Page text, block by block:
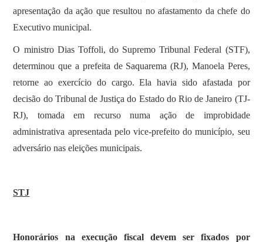
apresentação da ação que resultou no afastamento da chefe do
Executivo municipal.
O ministro Dias Toffoli, do Supremo Tribunal Federal (STF),
determinou que a prefeita de Saquarema (RJ), Manoela Peres,
retorne ao exercício do cargo. Ela havia sido afastada por
decisão do Tribunal de Justiça do Estado do Rio de Janeiro (TJ-
RJ), tomada em recurso numa ação de improbidade
administrativa apresentada pelo vice-prefeito do município, seu
adversário nas eleições municipais.
STJ
Honorários na execução fiscal devem ser fixados por